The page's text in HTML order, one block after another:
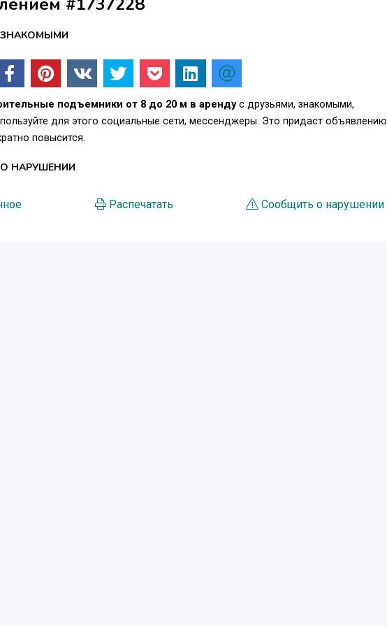
ЗНАКОМЫМИ
подъемники от 8 до 20 м в арендус друзьями, знакомыми,
для этого социальные сети, мессенджеры. Это придаст объявлению
повысится.
НАРУШЕНИИ
Распечатать Сообщить о нарушении